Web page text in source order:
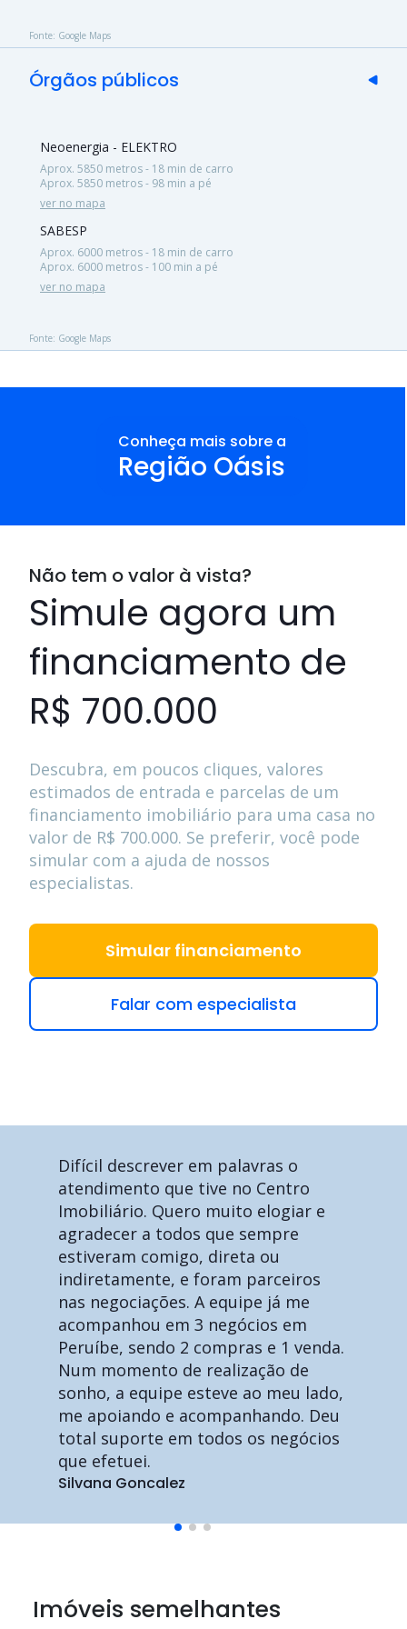
Fonte: Google Maps
Órgãos públicos
Neoenergia - ELEKTRO
Aprox. 5850 metros - 18 min de carro
Aprox. 5850 metros - 98 min a pé
ver no mapa
SABESP
Aprox. 6000 metros - 18 min de carro
Aprox. 6000 metros - 100 min a pé
ver no mapa
Fonte: Google Maps
Conheça mais sobre a
Região Oásis
Não tem o valor à vista?
Simule agora um
financiamento de
R$ 700.000
Descubra, em poucos cliques, valores
estimados de entrada e parcelas de um
financiamento imobiliário para uma casa no
valor de R$ 700.000. Se preferir, você pode
simular com a ajuda de nossos
especialistas.
Simular financiamento
Falar com especialista
Difícil descrever em palavras o
atendimento que tive no Centro
Imobiliário. Quero muito elogiar e
agradecer a todos que sempre
estiveram comigo, direta ou
indiretamente, e foram parceiros
nas negociações. A equipe já me
acompanhou em 3 negócios em
Peruíbe, sendo 2 compras e 1 venda.
Num momento de realização de
sonho, a equipe esteve ao meu lado,
me apoiando e acompanhando. Deu
total suporte em todos os negócios
que efetuei.
Silvana Goncalez
Imóveis semelhantes